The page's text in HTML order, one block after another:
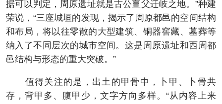
据可以判定，周原遗址就是古公亶父迁岐之地。”种建
荣说，“三座城垣的发现，揭示了周原都邑的空间结构
和布局，将以往零散的大型建筑、铜器窖藏、墓葬等
纳入了不同层次的城市空间。这是周原遗址和西周都
邑结构与形态的重大突破。”
值得关注的是，出土的甲骨中，卜甲、卜骨共
存，背甲多、腹甲少，文字方向多样。“从内容上来